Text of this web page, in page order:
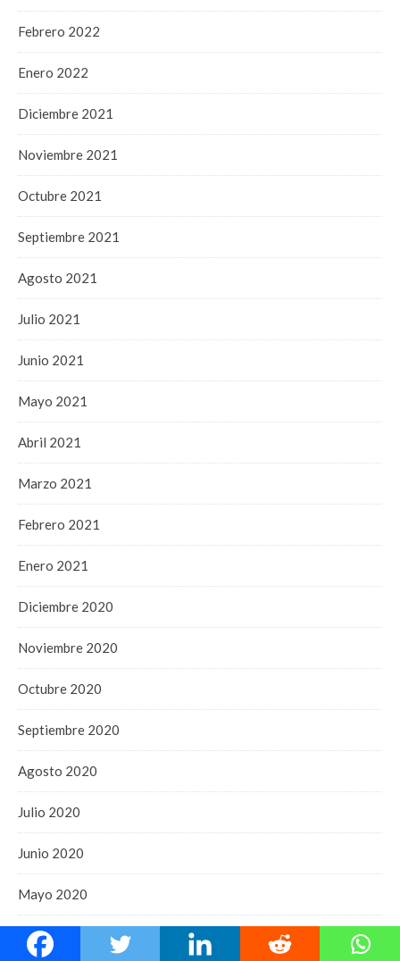
Febrero 2022
Enero 2022
Diciembre 2021
Noviembre 2021
Octubre 2021
Septiembre 2021
Agosto 2021
Julio 2021
Junio 2021
Mayo 2021
Abril 2021
Marzo 2021
Febrero 2021
Enero 2021
Diciembre 2020
Noviembre 2020
Octubre 2020
Septiembre 2020
Agosto 2020
Julio 2020
Junio 2020
Mayo 2020
Abril 2020